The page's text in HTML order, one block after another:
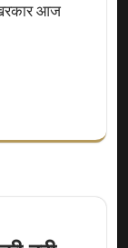
आज